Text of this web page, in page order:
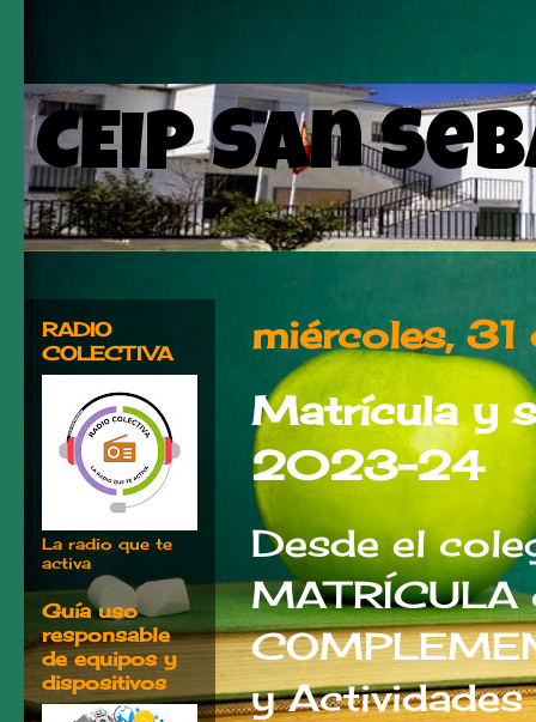
CEIP San
miércoles,
Matrícula y
2023-24
Desde el
MATRÍCULA
y Actividades
RADIO
COLECTIVA
La radio que te
activa
Guía uso
responsable
de equipos y
dispositivos